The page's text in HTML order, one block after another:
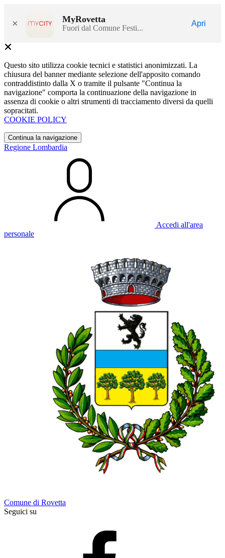
× MyRovetta
Fuori dal Comune Festi...
Apri
Questo sito utilizza cookie tecnici e statistici anonimizzati. La
chiusura del banner mediante selezione dell'apposito comando
contraddistinto dalla X o tramite il pulsante "Continua la
navigazione" comporta la continuazione della navigazione in
assenza di cookie o altri strumenti di tracciamento diversi da quelli
sopracitati.
COOKIE POLICY
Continua la navigazione
Regione Lombardia
Accedi all'area
personale
Comune di Rovetta
Seguici su